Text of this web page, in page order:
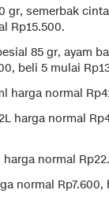
gr, semerbak
Rp15.500.
85 gr, ayam
beli 5 mulai
harga normal
harga normal
normal
normal